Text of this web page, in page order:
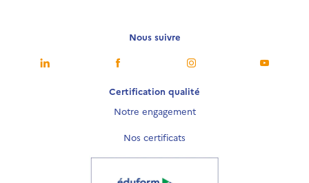
Nous suivre
Certification qualité
Notre engagement
Nos certificats